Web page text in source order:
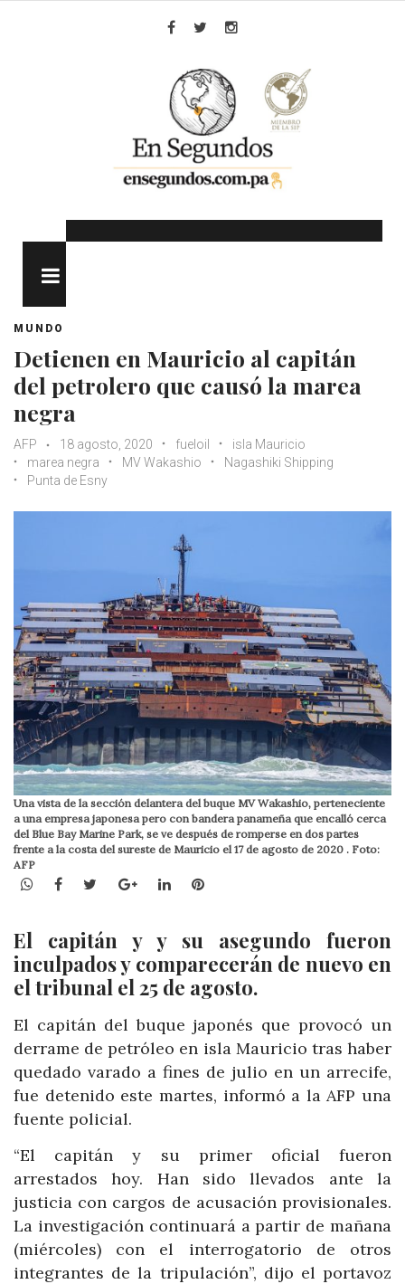
MUNDO
Detienen en Mauricio al capitán
del petrolero que causó la marea
negra
AFP 18 agosto, 2020 fueloil
isla Mauricio
marea negra
MV Wakashio
Nagashiki Shipping
Punta de Esny
Una vista de la sección delantera del buque MV Wakashio, perteneciente
a una empresa japonesa pero con bandera panameña que encalló cerca
del Blue Bay Marine Park, se ve después de romperse en dos partes
frente a la costa del sureste de Mauricio el 17 de agosto de 2020 . Foto:
AFP
WhatsApp
Facebook
TwitterGoogle+LinkedInPinterest
El capitán y y su asegundo fueron
inculpados y comparecerán de nuevo en
el tribunal el 25 de agosto.
El capitán del buque japonés que provocó un
derrame de petróleo en isla Mauricio tras haber
quedado varado a fines de julio en un arrecife,
fue detenido este martes, informó a la AFP una
fuente policial.
“El capitán y su primer oficial fueron
arrestados hoy. Han sido llevados ante la
justicia con cargos de acusación provisionales.
La investigación continuará a partir de mañana
(miércoles) con el interrogatorio de otros
integrantes de la tripulación”, dijo el portavoz